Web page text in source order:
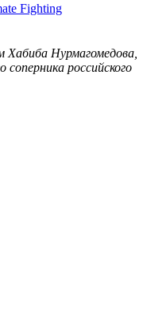
Fighting
Хабиба Нурмагомедова,
российского